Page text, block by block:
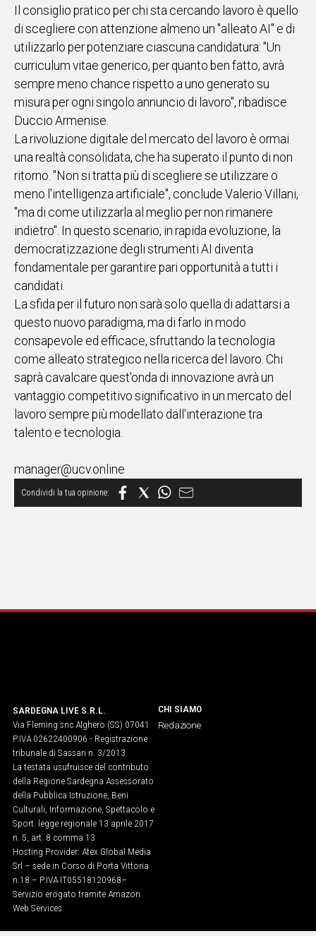
Il consiglio pratico per chi sta cercando lavoro è quello
di scegliere con attenzione almeno un "alleato AI" e di
utilizzarlo per potenziare ciascuna candidatura: "Un
curriculum vitae generico, per quanto ben fatto, avrà
sempre meno chance rispetto a uno generato su
misura per ogni singolo annuncio di lavoro", ribadisce
Duccio Armenise.
La rivoluzione digitale del mercato del lavoro è ormai
una realtà consolidata, che ha superato il punto di non
ritorno. "Non si tratta più di scegliere se utilizzare o
meno l'intelligenza artificiale", conclude Valerio Villani,
"ma di come utilizzarla al meglio per non rimanere
indietro". In questo scenario, in rapida evoluzione, la
democratizzazione degli strumenti AI diventa
fondamentale per garantire pari opportunità a tutti i
candidati.
La sfida per il futuro non sarà solo quella di adattarsi a
questo nuovo paradigma, ma di farlo in modo
consapevole ed efficace, sfruttando la tecnologia
come alleato strategico nella ricerca del lavoro. Chi
saprà cavalcare quest'onda di innovazione avrà un
vantaggio competitivo significativo in un mercato del
lavoro sempre più modellato dall'interazione tra
talento e tecnologia.
manager@ucv.online
SARDEGNA LIVE S.R.L.
Via Fleming snc Alghero (SS) 07041
P.IVA 02622400906 - Registrazione
tribunale di Sassari n. 3/2013
La testata usufruisce del contributo
della Regione Sardegna Assessorato
della Pubblica Istruzione, Beni
Culturali, Informazione, Spettacolo e
Sport. legge regionale 13 aprile 2017
n. 5, art. 8 comma 13
Hosting Provider: Atex Global Media
Srl – sede in Corso di Porta Vittoria
n.18 – P.IVA IT05518120968​–
Servizio erogato tramite Amazon
Web Services
CHI SIAMO
Redazione